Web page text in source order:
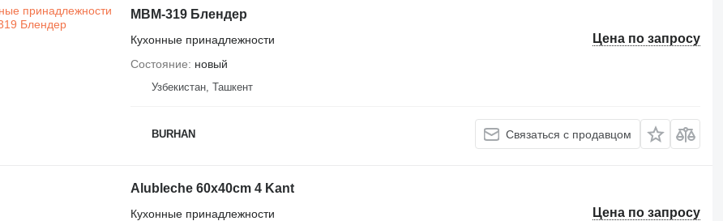
MBM-319 Блендер
Цена по запросу
Кухонные принадлежности
Состояние
новый
Узбекистан, Ташкент
BURHAN Связаться с продавцом
Alubleche 60x40cm 4 Kant
Цена по запросу
Кухонные принадлежности